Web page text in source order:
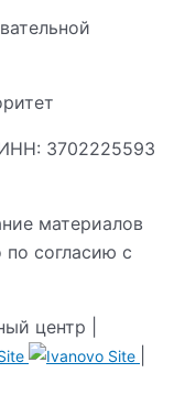
3702225593
материалов
по согласию с
центр |